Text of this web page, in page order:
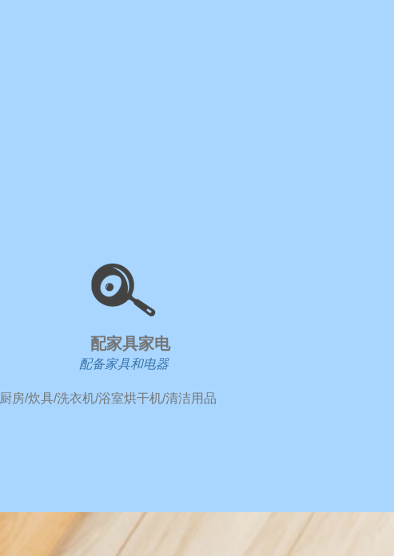
​配家具家电
配备家具和电器
​厨房/炊具/洗衣机/浴室烘干机/清洁用品